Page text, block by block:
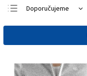
Doporučujeme
Nejlevnější
Abecedně